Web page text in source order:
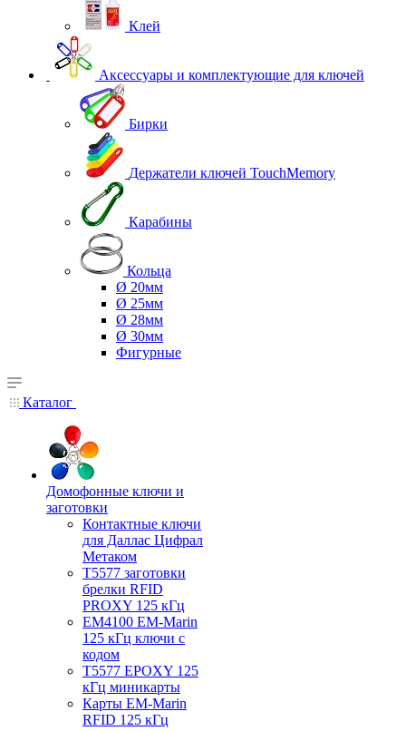
Клей
Аксессуары и комплектующие для ключей
Бирки
Держатели ключей TouchMemory
Карабины
Кольца
Ø 20мм
Ø 25мм
Ø 28мм
Ø 30мм
Фигурные
Каталог
Домофонные ключи и
заготовки
Контактные ключи
для Даллас Цифрал
Метаком
T5577 заготовки
брелки RFID
PROXY 125 кГц
EM4100 EM-Marin
125 кГц ключи с
кодом
T5577 EPOXY 125
кГц миникарты
Карты EM-Marin
RFID 125 кГц